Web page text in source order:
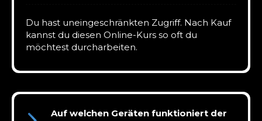
Du hast uneingeschränkten Zugriff. Nach Kauf
kannst du diesen Online-Kurs so oft du
möchtest durcharbeiten.
Auf welchen Geräten funktioniert der